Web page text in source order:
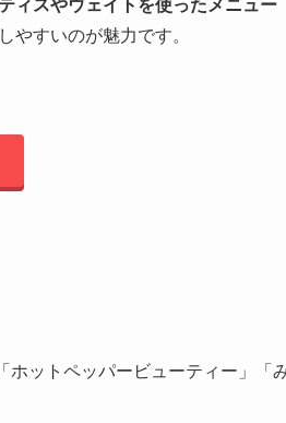
ィスやウェイトを使ったメニュー
やすいのが魅力です。
ホットペッパービューティー」「